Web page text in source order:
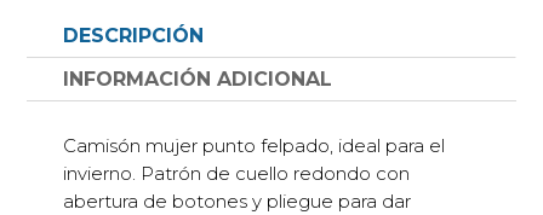
color
y
rama
cantidad
DESCRIPCIÓN
INFORMACIÓN ADICIONAL
Camisón mujer punto felpado, ideal para el
invierno. Patrón de cuello redondo con
abertura de botones y pliegue para dar